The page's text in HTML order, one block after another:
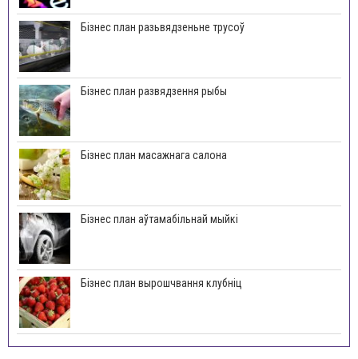
Бізнес план разьвядзеньне трусоў
Бізнес план развядзення рыбы
Бізнес план масажнага салона
Бізнес план аўтамабільнай мыйкі
Бізнес план вырошчвання клубніц